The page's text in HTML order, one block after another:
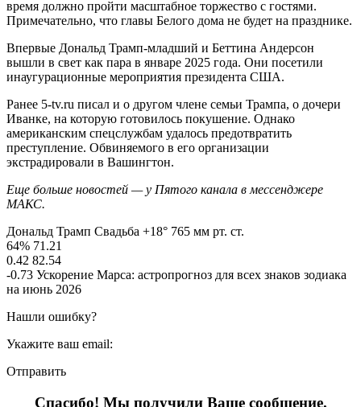
время должно пройти масштабное торжество с гостями.
Примечательно, что главы Белого дома не будет на празднике.
Впервые Дональд Трамп-младший и Беттина Андерсон
вышли в свет как пара в январе 2025 года. Они посетили
инаугурационные мероприятия президента США.
Ранее 5-tv.ru писал и о другом члене семьи Трампа, о дочери
Иванке, на которую готовилось покушение. Однако
американским спецслужбам удалось предотвратить
преступление. Обвиняемого в его организации
экстрадировали в Вашингтон.
Еще больше новостей — у Пятого канала в мессенджере
МАКС.
Дональд Трамп Свадьба +18° 765 мм рт. ст.
64% 71.21
0.42 82.54
-0.73 Ускорение Марса: астропрогноз для всех знаков зодиака
на июнь 2026
Нашли ошибку?
Укажите ваш email:
Отправить
Спасибо! Мы получили Ваше сообщение.